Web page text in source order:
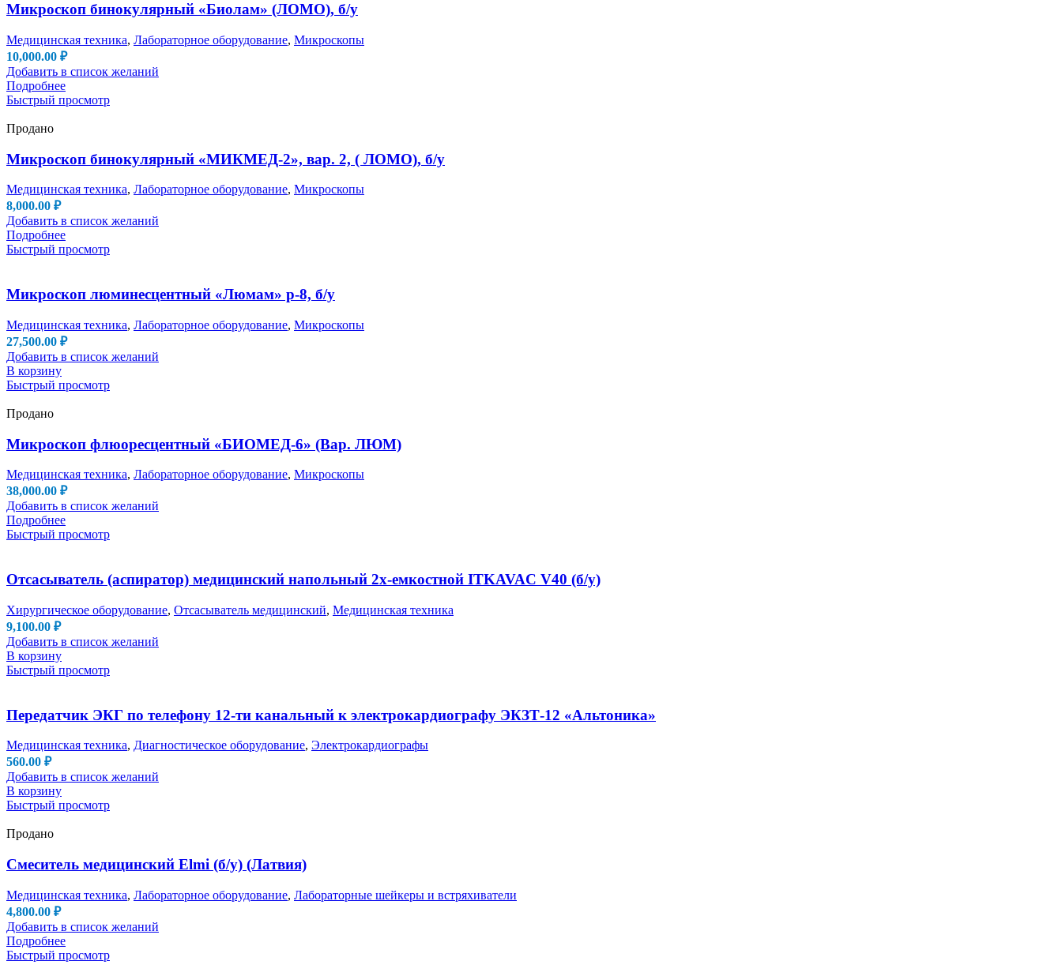
Микроскоп бинокулярный «Биолам» (ЛОМО), б/у
Медицинская техника, Лабораторное оборудование, Микроскопы
10,000.00 ₽
Добавить в список желаний
Подробнее
Быстрый просмотр
Продано
Микроскоп бинокулярный «МИКМЕД-2», вар. 2, ( ЛОМО), б/у
Медицинская техника, Лабораторное оборудование, Микроскопы
8,000.00 ₽
Добавить в список желаний
Подробнее
Быстрый просмотр
Микроскоп люминесцентный «Люмам» р-8, б/у
Медицинская техника, Лабораторное оборудование, Микроскопы
27,500.00 ₽
Добавить в список желаний
В корзину
Быстрый просмотр
Продано
Микроскоп флюоресцентный «БИОМЕД-6» (Вар. ЛЮМ)
Медицинская техника, Лабораторное оборудование, Микроскопы
38,000.00 ₽
Добавить в список желаний
Подробнее
Быстрый просмотр
Отсасыватель (аспиратор) медицинский напольный 2х-емкостной ITKAVAC V40 (б/у)
Хирургическое оборудование, Отсасыватель медицинский, Медицинская техника
9,100.00 ₽
Добавить в список желаний
В корзину
Быстрый просмотр
Передатчик ЭКГ по телефону 12-ти канальный к электрокардиографу ЭКЗТ-12 «Альтоника»
Медицинская техника, Диагностическое оборудование, Электрокардиографы
560.00 ₽
Добавить в список желаний
В корзину
Быстрый просмотр
Продано
Смеситель медицинский Elmi (б/у) (Латвия)
Медицинская техника, Лабораторное оборудование, Лабораторные шейкеры и встряхиватели
4,800.00 ₽
Добавить в список желаний
Подробнее
Быстрый просмотр